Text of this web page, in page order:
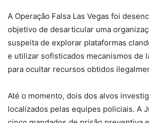
A Operação Falsa Las Vegas foi
objetivo de desarticular uma
suspeita de explorar plataformas
e utilizar sofisticados mecanismos de
para ocultar recursos obtidos
Até o momento, dois dos alvos
localizados pelas equipes policiais. A